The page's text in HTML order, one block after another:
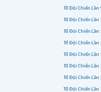
Tổ Đội Chiến Lần
Tổ Đội Chiến Lần
Tổ Đội Chiến Lần
Tổ Đội Chiến Lần
Tổ Đội Chiến Lần
Tổ Đội Chiến Lần
Tổ Đội Chiến Lần
Tổ Đội Chiến Lần